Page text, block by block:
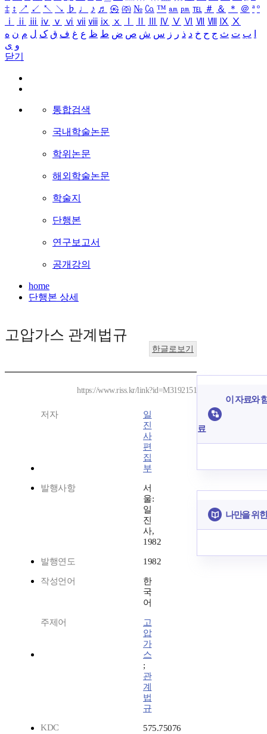
‡ ↕ ↗ ↙ ↖ ↘ ♭ ♩ ♪ ♬ ㉿ ㈜ № ㏇ ™ ㏂ ㏘ ℡ ＃ ＆ ＊ ＠ ª º
ⅰ
ⅱ ⅲ ⅳ ⅴ ⅵ ⅶ ⅷ ⅸ ⅹ Ⅳ Ⅴ Ⅵ Ⅶ Ⅷ Ⅸ Ⅹ
ب ت ث ج ح خ د ذ ر ز س ش ص ض ط ظ ع غ ف ق ک ل م ن ه
و ی
닫기
통합검색
국내학술논문
학위논문
해외학술논문
학술지
단행본
연구보고서
공개강의
home
단행본 상세
고압가스 관계법규
한글로보기
https://www.riss.kr/link?id=M3192151
저자
일
진
사
편
집
부
발행사항
서
울:
일
진
사,
1982
발행연도 1982
작성언어
한
국
어
주제어
고
압
가
스
;
관
계
법
규
KDC
575.75076
이 자료와
료
나만을 위